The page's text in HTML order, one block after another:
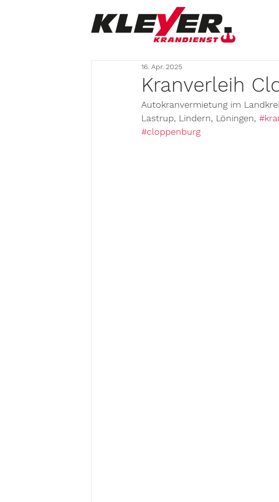
Kranverleih
16. Apr. 2025
Autokranvermietung im
Lastrup, Lindern, Löningen,
#cloppenburg